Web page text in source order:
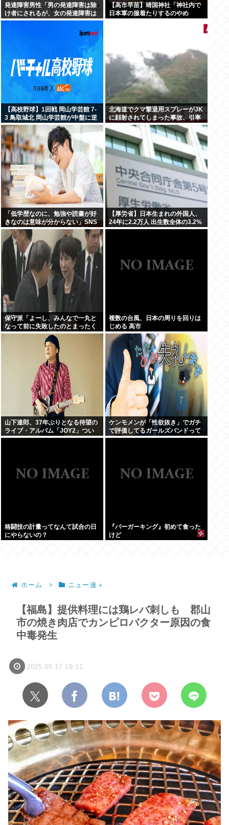
発達障害男性「男の発達障害は除
け者にされるが、女の発達障害は
結婚して養われるという選択肢が
【高市早苗】靖国神社「神社内で
日本軍の服着たりするのやめ
【高校野球】1回戦 岡山学芸館 7-
3 鳥取城北 岡山学芸館が中盤に逆
転し2回戦進出 鳥取県勢、夏の甲
子園11連敗
北海道でクマ撃退用スプレーがJK
に顔射されてしまった事故、引率
者が腰に装着していたものが枝に
引っかかり誤噴射と判明
「低学歴なのに、勉強や読書が好
きなのは意味が分からない」SNS
炎上に東大出身者が反応。「高学
歴=地頭もいい」という認識が間
違っているワケ
【厚労省】日本生まれの外国人、
24年に2.2万人 出生数全体の3.2%
保守派「よーし、みんなで一丸と
なって前に失敗したのとまったく
同じ道を行くぞ！！」 これなに？
複数の台風、日本の周りを回りは
じめる 高市
山下達郎、37年ぶりとなる待望の
ライブ・アルバム「JOY2」つい
に完成、10月14日に発売
ケンモメンが「性欲抜き」でガチ
で評価してるガールズバンドって
何？
格闘技の計量ってなんて試合の日
にやらないの？
『バーガーキング』初めて食った
けど
ホーム ニュー速＋
【福島】提供料理には鶏レバ刺しも 郡山
市の焼き肉店でカンピロバクター原因の食
中毒発生
2025.05.17 19:11